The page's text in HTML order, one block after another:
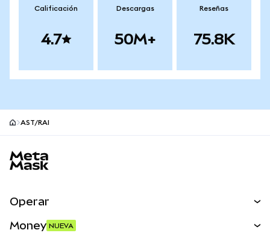
Calificación
4.7
Descargas
50M+
Reseñas
75.8K
AST/RAI
Operar
Money NUEVA